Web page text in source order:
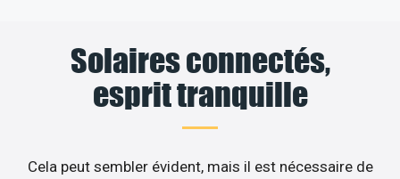
Solaires connectés,
esprit tranquille
Cela peut sembler évident, mais il est nécessaire de